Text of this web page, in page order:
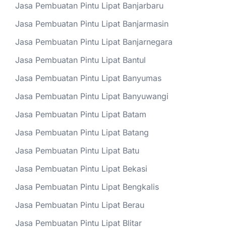
Jasa Pembuatan Pintu Lipat Banjarbaru
Jasa Pembuatan Pintu Lipat Banjarmasin
Jasa Pembuatan Pintu Lipat Banjarnegara
Jasa Pembuatan Pintu Lipat Bantul
Jasa Pembuatan Pintu Lipat Banyumas
Jasa Pembuatan Pintu Lipat Banyuwangi
Jasa Pembuatan Pintu Lipat Batam
Jasa Pembuatan Pintu Lipat Batang
Jasa Pembuatan Pintu Lipat Batu
Jasa Pembuatan Pintu Lipat Bekasi
Jasa Pembuatan Pintu Lipat Bengkalis
Jasa Pembuatan Pintu Lipat Berau
Jasa Pembuatan Pintu Lipat Blitar